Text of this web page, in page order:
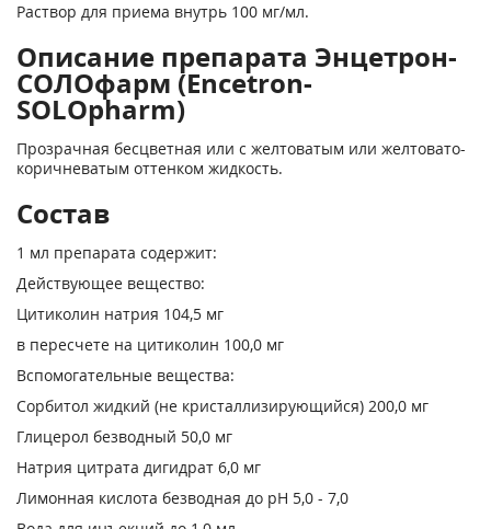
Раствор для приема внутрь 100 мг/мл.
Описание препарата Энцетрон-
СОЛОфарм (Encetron-
SOLOpharm)
Прозрачная бесцветная или с желтоватым или желтовато-
коричневатым оттенком жидкость.
Состав
1 мл препарата содержит:
Действующее вещество:
Цитиколин натрия 104,5 мг
в пересчете на цитиколин 100,0 мг
Вспомогательные вещества:
Сорбитол жидкий (не кристаллизирующийся) 200,0 мг
Глицерол безводный 50,0 мг
Натрия цитрата дигидрат 6,0 мг
Лимонная кислота безводная до pH 5,0 - 7,0